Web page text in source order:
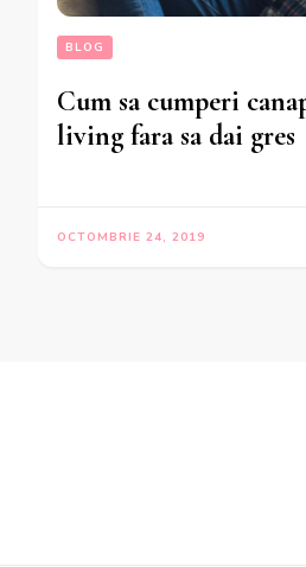
BLOG
Cum sa cumperi
living fara sa dai gres
OCTOMBRIE 24, 2019